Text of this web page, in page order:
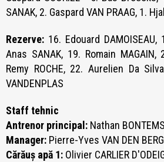
SANAK, 2. Gaspard VAN PRAAG, 1.
Rezerve: 16. Edouard DAMOISEAU,
Anas SANAK, 19. Romain MAGAIN,
Remy ROCHE, 22. Aurelien Da
VANDENPLAS
Staff tehnic
Antrenor principal: Nathan BONTEMS
Manager: Pierre-Yves VAN DEN BERG
Cărăuș apă 1: Olivier CARLIER